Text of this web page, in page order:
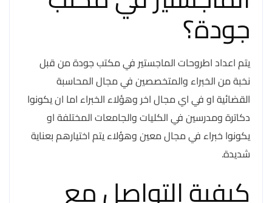
جودة؟
يتم اعداد اطروحات الماجستير في مكتب جودة من قبل
نخبة من الخبراء والمتخصصين في مجال المحاسبة
القضائية او في اي مجال اخر وهؤلاء الخبراء اما ان يكونوا
دكاترة ومدرسين في الكليات والجامعات المختلفة او
يكونوا خبراء في مجال معين وهؤلاء يتم اختيارهم بعناية
شديدة.
كيفية التواصل مع